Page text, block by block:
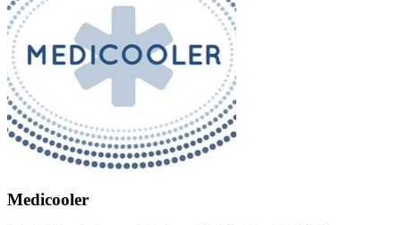
Medicooler